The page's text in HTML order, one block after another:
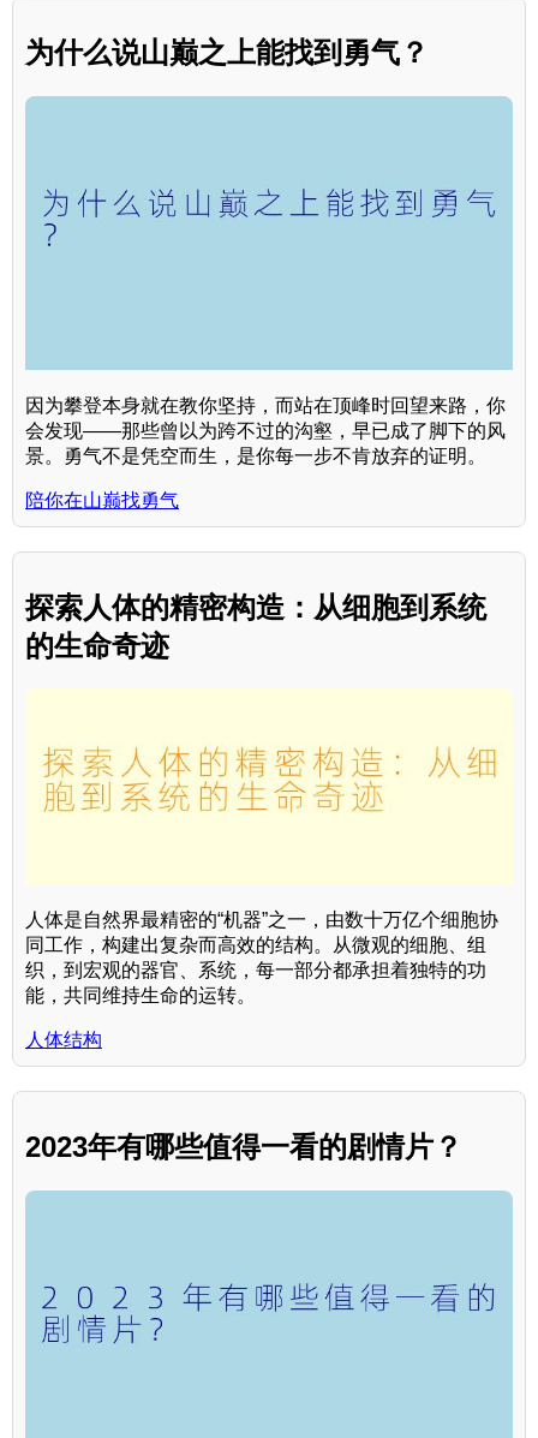
为什么说山巅之上能找到勇气？
因为攀登本身就在教你坚持，而站在顶峰时回望来路，你
会发现——那些曾以为跨不过的沟壑，早已成了脚下的风
景。勇气不是凭空而生，是你每一步不肯放弃的证明。
陪你在山巅找勇气
探索人体的精密构造：从细胞到系统
的生命奇迹
人体是自然界最精密的“机器”之一，由数十万亿个细胞协
同工作，构建出复杂而高效的结构。从微观的细胞、组
织，到宏观的器官、系统，每一部分都承担着独特的功
能，共同维持生命的运转。
人体结构
2023年有哪些值得一看的剧情片？